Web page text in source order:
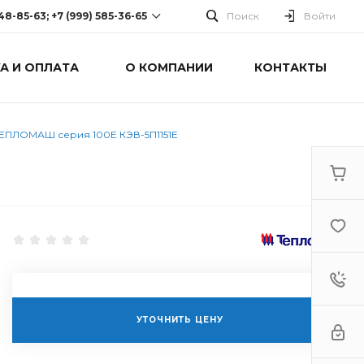
85-63; +7 (999) 585-36-65
63; +7 (999) 585-36-65
Поиск Войти
И ОПЛАТА О КОМПАНИИ КОНТАКТЫ
серия 100Е КЭВ-5П1151Е
УТОЧНИТЬ ЦЕНУ